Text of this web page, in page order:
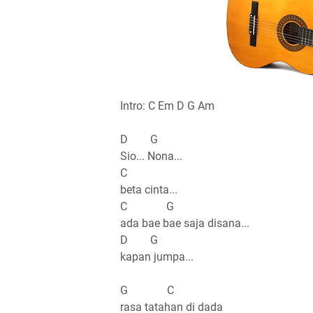
Intro: C Em D G Am
D G
Sio... Nona...
C
beta cinta...
C G
ada bae bae saja disana...
D G
kapan jumpa...
G C
rasa tatahan di dada